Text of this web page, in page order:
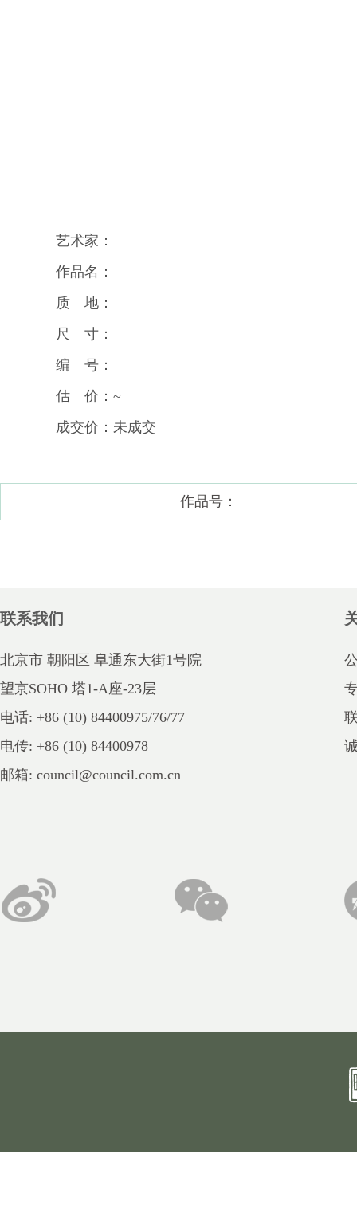
艺术家：
作品名：
质 地：
尺 寸：
编 号：
估 价：~
成交价：未成交
作品号：
联系我们
北京市 朝阳区 阜通东大街1号院
望京SOHO 塔1-A座-23层
电话: +86 (10) 84400975/76/77
电传: +86 (10) 84400978
邮箱: council@council.com.cn